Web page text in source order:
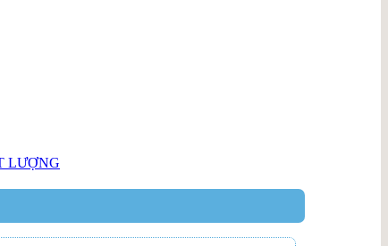
LƯỢNG